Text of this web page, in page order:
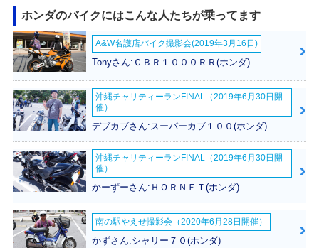
ホンダのバイクにはこんな人たちが乗ってます
A&W名護店バイク撮影会(2019年3月16日)
Tonyさん:ＣＢＲ１０００ＲＲ(ホンダ)
沖縄チャリティーランFINAL（2019年6月30日開
催）
デブカブさん:スーパーカブ１００(ホンダ)
沖縄チャリティーランFINAL（2019年6月30日開
催）
かーずーさん:ＨＯＲＮＥＴ(ホンダ)
南の駅やえせ撮影会（2020年6月28日開催）
かずさん:シャリー７０(ホンダ)